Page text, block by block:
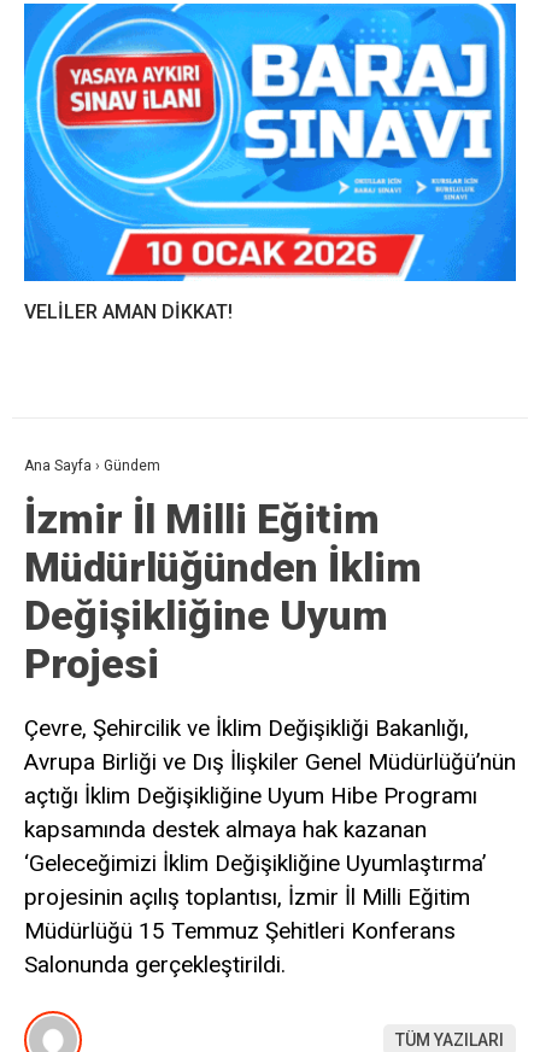
VELİLER AMAN DİKKAT!
Ana Sayfa › Gündem
İzmir İl Milli Eğitim
Müdürlüğünden İklim
Değişikliğine Uyum
Projesi
Çevre, Şehircilik ve İklim Değişikliği Bakanlığı,
Avrupa Birliği ve Dış İlişkiler Genel Müdürlüğü’nün
açtığı İklim Değişikliğine Uyum Hibe Programı
kapsamında destek almaya hak kazanan
‘Geleceğimizi İklim Değişikliğine Uyumlaştırma’
projesinin açılış toplantısı, İzmir İl Milli Eğitim
Müdürlüğü 15 Temmuz Şehitleri Konferans
Salonunda gerçekleştirildi.
TÜM YAZILARI